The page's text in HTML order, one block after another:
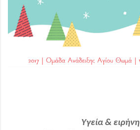
Υγεία & ειρήνη